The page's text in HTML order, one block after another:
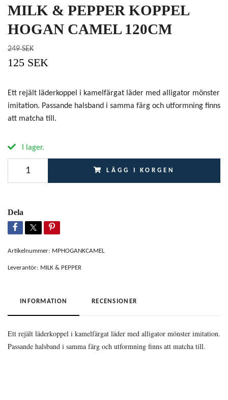
MILK & PEPPER KOPPEL
HOGAN CAMEL 120CM
249 SEK
125 SEK
Ett rejält läderkoppel i kamelfärgat läder med alligator mönster
imitation. Passande halsband i samma färg och utformning finns
att matcha till.
I lager.
LÄGG I KORGEN
Dela
Artikelnummer: MPHOGANKCAMEL
Leverantör: MILK & PEPPER
INFORMATION RECENSIONER
Ett rejält läderkoppel i kamelfärgat läder med alligator mönster imitation.
Passande halsband i samma färg och utformning finns att matcha till.